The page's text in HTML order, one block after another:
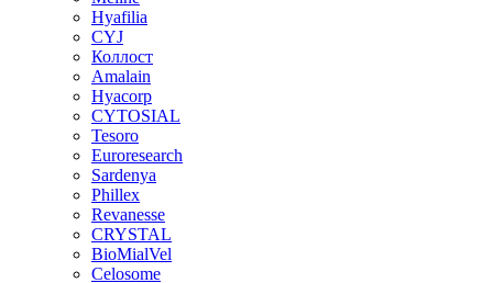
Hyafilia
CYJ
Коллост
Amalain
Hyacorp
CYTOSIAL
Tesoro
Euroresearch
Sardenya
Phillex
Revanesse
CRYSTAL
BioMialVel
Celosome